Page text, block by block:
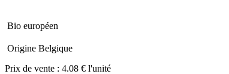
Bio européen
Origine Belgique
Prix de vente : 4.08 € l'unité